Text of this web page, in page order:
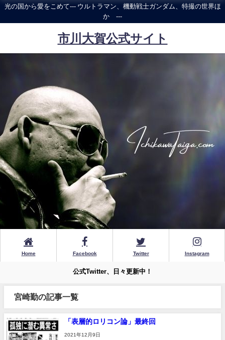
光の国から愛をこめて--- ウルトラマン、機動戦士ガンダム、特撮の世界ほ
か ---
市川大賀公式サイト
Home Facebook Twitter Instagram
公式Twitter、日々更新中！
宮崎勤の記事一覧
「表層的ロリコン論」最終回
2021年12月9日